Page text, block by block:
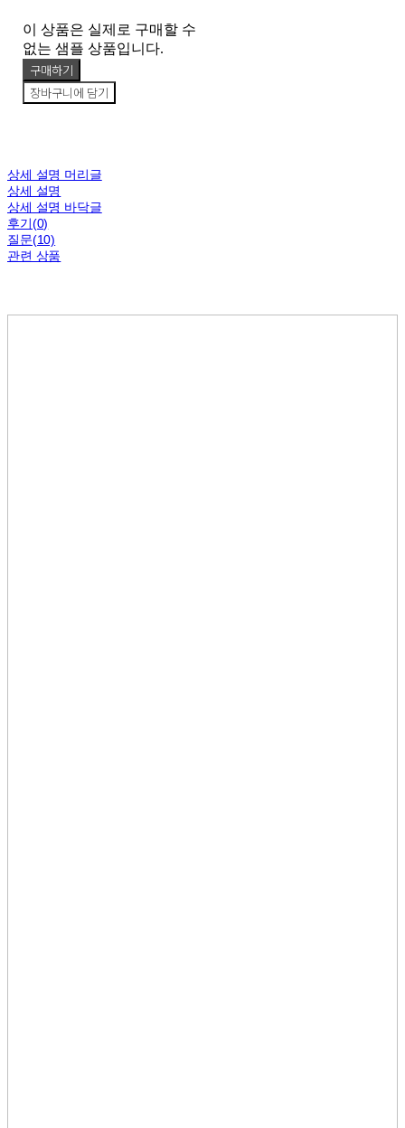
이 상품은 실제로 구매할 수
없는 샘플 상품입니다.
구매하기
장바구니에 담기
상세 설명 머리글
상세 설명
상세 설명 바닥글
후기(0)
질문(10)
관련 상품